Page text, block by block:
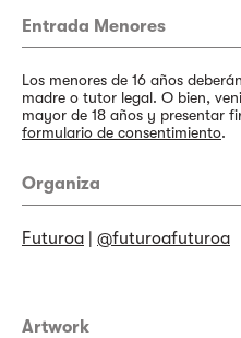
Entrada Menores
Los menores de 16 años
madre o tutor legal. O bien,
mayor de 18 años y presentar
formulario de consentimiento.
Organiza
Futuroa | @futuroafuturoa
Artwork